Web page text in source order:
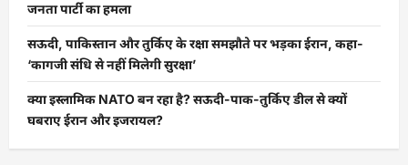
जनता पार्टी का हमला
सऊदी, पाकिस्तान और तुर्किए के रक्षा समझौते पर भड़का ईरान, कहा-
‘कागजी संधि से नहीं मिलेगी सुरक्षा’
क्या इस्लामिक NATO बन रहा है? सऊदी-पाक-तुर्किए डील से क्यों
घबराए ईरान और इजरायल?